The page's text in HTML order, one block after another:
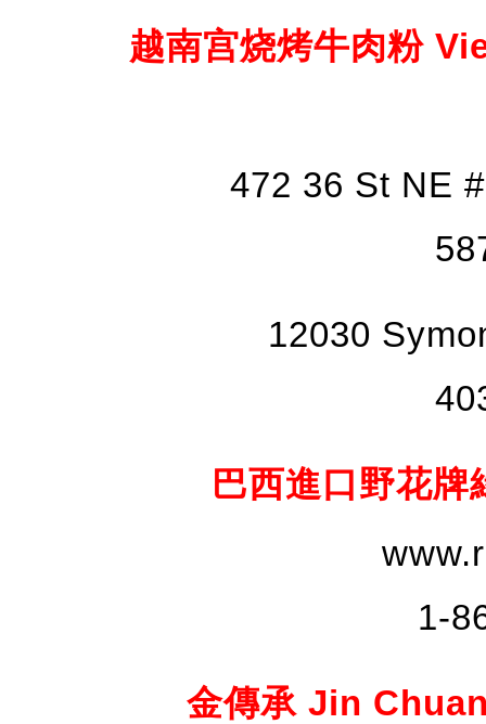
越南宫烧烤牛肉粉
472 36 St NE
12030
巴西進口野花
1-
金傳承 Jin